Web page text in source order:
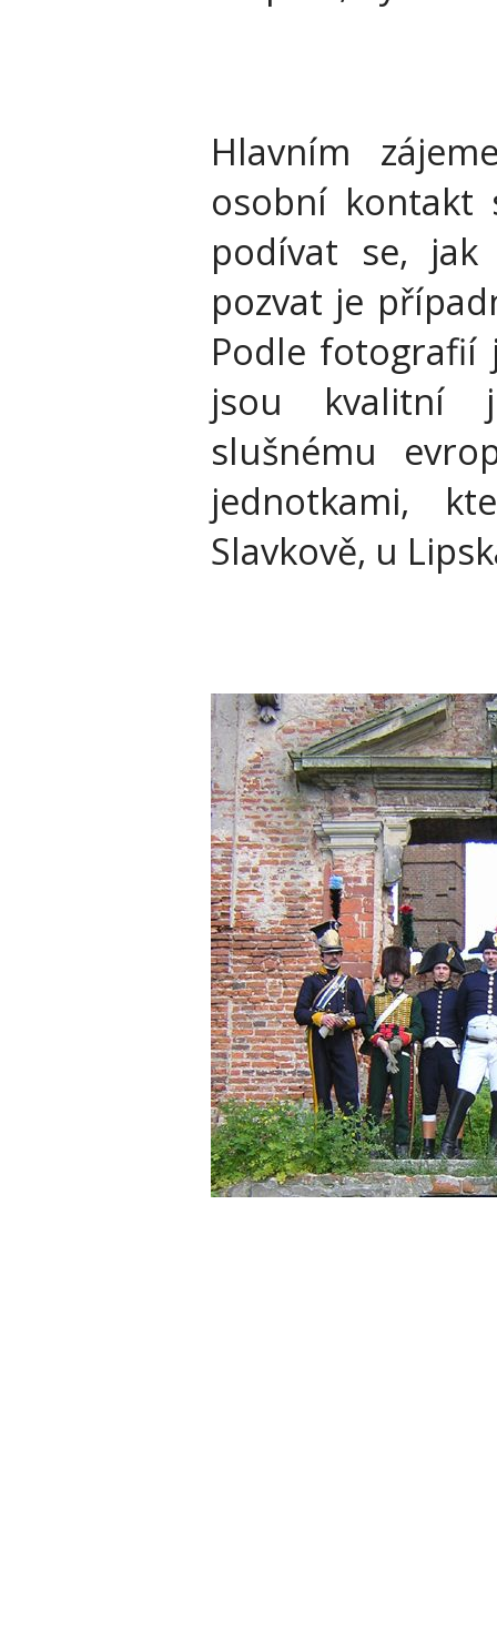
Hlavním
osobní kontakt
podívat se,
pozvat je
Podle fotografií
jsou kvalitní
slušnému
jednotkami,
Slavkově, u